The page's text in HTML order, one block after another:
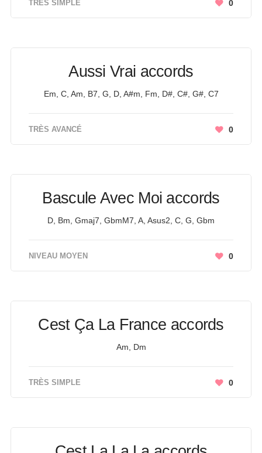
TRÈS SIMPLE 0
Aussi Vrai accords
Em, C, Am, B7, G, D, A#m, Fm, D#, C#, G#, C7
TRÈS AVANCÉ 0
Bascule Avec Moi accords
D, Bm, Gmaj7, GbmM7, A, Asus2, C, G, Gbm
NIVEAU MOYEN 0
Cest Ça La France accords
Am, Dm
TRÈS SIMPLE 0